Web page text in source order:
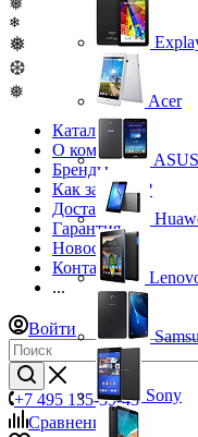
❅
❄
❅
❆
❅
Каталог
О компании
Бренды
Как заказать?
Доставка
Гарантия
Новости
Контакты
...
Войти
+7 495 135-39-43
Сравнение
0
Acer
ASUS
Sony